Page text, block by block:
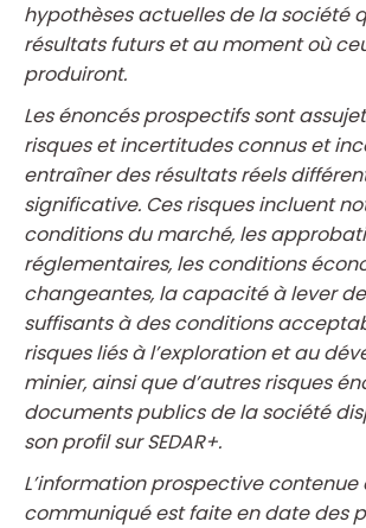
hypothèses actuelles de la société
résultats futurs et au moment où
produiront.
Les énoncés prospectifs sont
risques et incertitudes connus et
entraîner des résultats réels
significative. Ces risques incluent
conditions du marché, les
réglementaires, les conditions
changeantes, la capacité à lever
suffisants à des conditions
risques liés à l’exploration et au
minier, ainsi que d’autres risques
documents publics de la société
son profil sur SEDAR+.
L’information prospective contenue
communiqué est faite en date des